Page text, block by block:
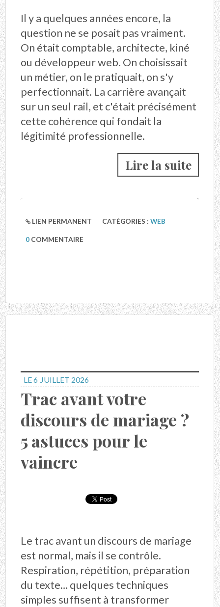
Il y a quelques années encore, la
question ne se posait pas vraiment.
On était comptable, architecte, kiné
ou développeur web. On choisissait
un métier, on le pratiquait, on s'y
perfectionnait. La carrière avançait
sur un seul rail, et c'était précisément
cette cohérence qui fondait la
légitimité professionnelle.
Lire la suite
LIEN PERMANENT CATÉGORIES : WEB
0 COMMENTAIRE
LE 6 JUILLET 2026
Trac avant votre
discours de mariage ?
5 astuces pour le
vaincre
Le trac avant un discours de mariage
est normal, mais il se contrôle.
Respiration, répétition, préparation
du texte… quelques techniques
simples suffisent à transformer